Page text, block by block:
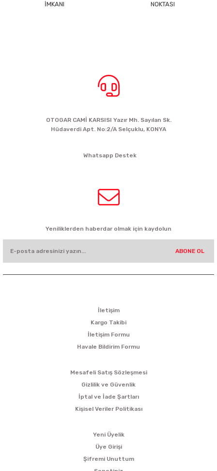
İMKANI
NOKTASI
OTOGAR CAMİ KARSISI Yazır Mh. Sayılan Sk.
Hüdaverdi Apt. No:2/A Selçuklu, KONYA
Whatsapp Destek
Yeniliklerden haberdar olmak için kaydolun
ABONE OL
İletişim
Kargo Takibi
İletişim Formu
Havale Bildirim Formu
Mesafeli Satış Sözleşmesi
Gizlilik ve Güvenlik
İptal ve İade Şartları
Kişisel Veriler Politikası
Yeni Üyelik
Üye Girişi
Şifremi Unuttum